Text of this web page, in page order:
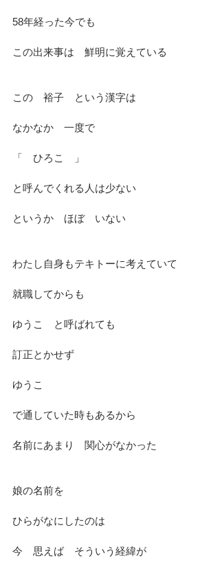
58年経った今でも
この出来事は　鮮明に覚えている
この　裕子　という漢字は
なかなか　一度で
「　ひろこ　」
と呼んでくれる人は少ない
というか　ほぼ　いない
わたし自身もテキトーに考えていて
就職してからも
ゆうこ　と呼ばれても
訂正とかせず
ゆうこ
で通していた時もあるから
名前にあまり　関心がなかった
娘の名前を
ひらがなにしたのは
今　思えば　そういう経緯が